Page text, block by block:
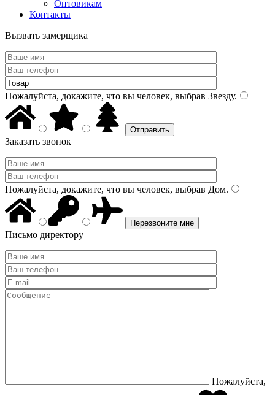
Оптовикам
Контакты
Вызвать замерщика
Пожалуйста, докажите, что вы человек, выбрав Звезду.
Заказать звонок
Пожалуйста, докажите, что вы человек, выбрав Дом.
Письмо директору
Пожалуйста,